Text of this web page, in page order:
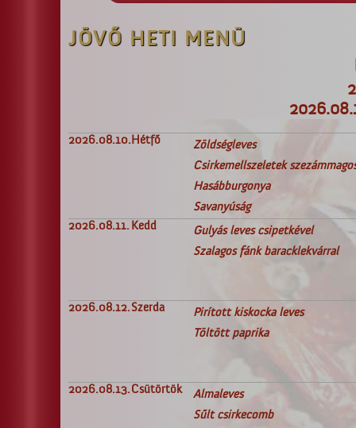
JÖVŐ HETI MENÜ
2026.08.10. Hétfő
Zöldségleves
Csirkemellszeletek
Hasábburgonya
Savanyúság
2026.08.11. Kedd
Gulyás leves csipetkével
Szalagos fánk baracklekvárral
2026.08.12.Szerda
Pirított kiskocka leves
Töltött paprika
2026.08.13.Csütörtök
Almaleves
Sűlt csirkecomb